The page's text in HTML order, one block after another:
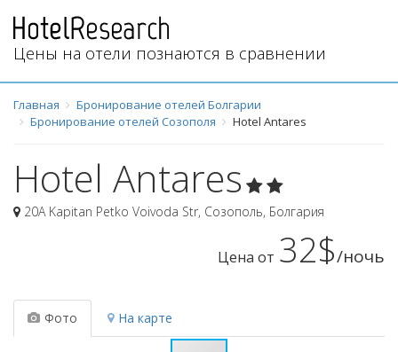
Цены на отели познаются в сравнении
Главная
Бронирование отелей Болгарии
Бронирование отелей Созополя
Hotel Antares
Hotel Antares
20A Kapitan Petko Voivoda Str, Созополь, Болгария
Цена от 32$/ночь
Фото На карте